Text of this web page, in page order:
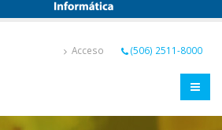
Acceso (506) 2511-8000